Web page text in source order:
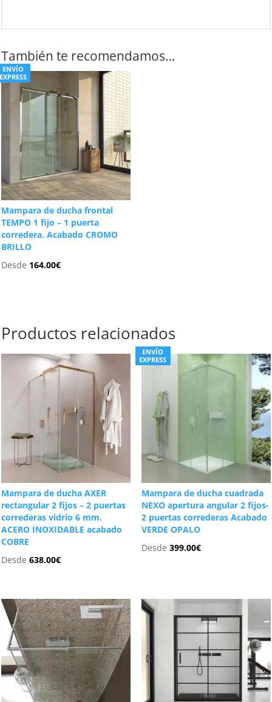
También te recomendamos…
ENVÍO
Mampara de ducha frontal
TEMPO 1 fijo – 1 puerta
corredera. Acabado CROMO
BRILLO
Desde 164.00€
Productos relacionados
Mampara de ducha AXER
rectangular 2 fijos – 2 puertas
correderas vidrio 6 mm.
ACERO INOXIDABLE acabado
COBRE
Desde638.00€
ENVÍO
EXPRESS
Mampara de ducha cuadrada
NEXO apertura angular 2 fijos-
2 puertas correderas Acabado
VERDE OPALO
Desde 399.00€